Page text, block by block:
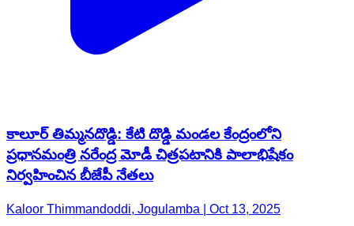
కాలూర్ తిమ్మనదొడ్డి: కేటి దొడ్డి మండల కేంద్రంలోని
ప్రధానమంత్రి నరేంద్ర మోడీ చిత్రపటానికి పాలాభిషేకం
నిర్వహించిన బీజేపీ నేతలు
Kaloor Thimmandoddi, Jogulamba | Oct 13, 2025